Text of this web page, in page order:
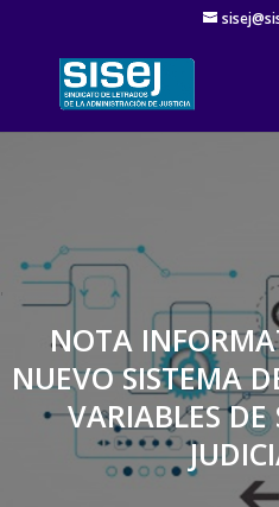
'
NOTA
NUEVO SISTEMA
VARIABLES DE